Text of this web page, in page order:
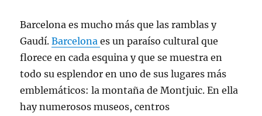
Barcelona es mucho más que las ramblas y
Gaudí.Barcelonaes un paraíso cultural que
florece en cada esquina y que se muestra en
todo su esplendor en uno de sus lugares más
emblemáticos: la montaña de Montjuic. En ella
hay numerosos museos, centros